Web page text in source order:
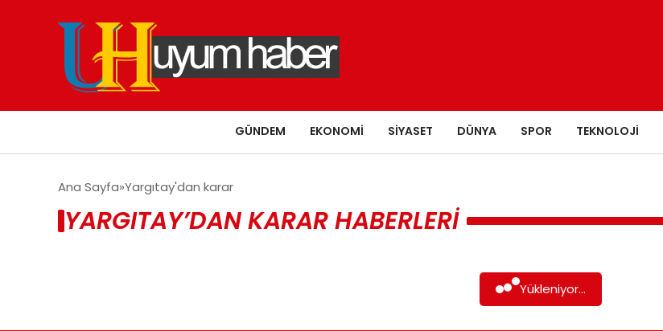
GÜNDEM EKONOMI SIYASET DÜNYA SPOR TEKNOLOJI
Ana Sayfa Yargıtay'dan karar
YARGITAY’DAN KARAR HABERLERI
Yükleniyor...